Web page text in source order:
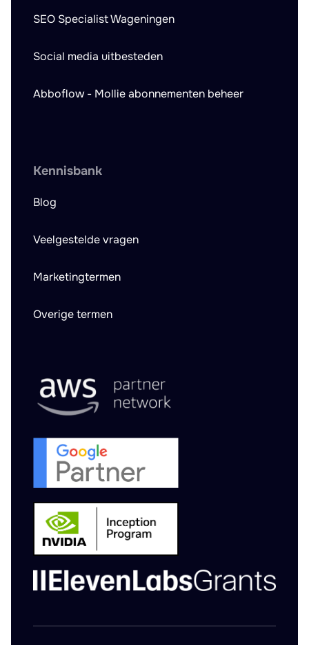
SEO Specialist Wageningen
Social media uitbesteden
Abboflow - Mollie abonnementen beheer
Kennisbank
Blog
Veelgestelde vragen
Marketingtermen
Overige termen